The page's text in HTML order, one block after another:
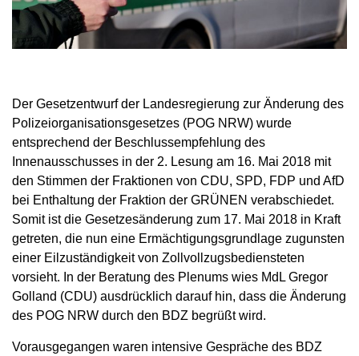
Der Gesetzentwurf der Landesregierung zur Änderung des
Polizeiorganisationsgesetzes (POG NRW) wurde
entsprechend der Beschlussempfehlung des
Innenausschusses in der 2. Lesung am 16. Mai 2018 mit
den Stimmen der Fraktionen von CDU, SPD, FDP und AfD
bei Enthaltung der Fraktion der GRÜNEN verabschiedet.
Somit ist die Gesetzesänderung zum 17. Mai 2018 in Kraft
getreten, die nun eine Ermächtigungsgrundlage zugunsten
einer Eilzuständigkeit von Zollvollzugsbediensteten
vorsieht. In der Beratung des Plenums wies MdL Gregor
Golland (CDU) ausdrücklich darauf hin, dass die Änderung
des POG NRW durch den BDZ begrüßt wird.
Vorausgegangen waren intensive Gespräche des BDZ